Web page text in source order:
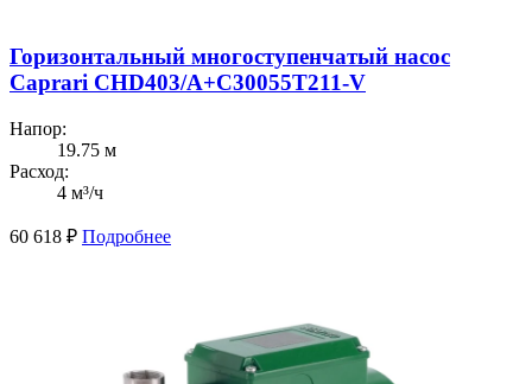
Горизонтальный многоступенчатый насос
Caprari CHD403/А+C30055T211-V
Напор:
19.75 м
Расход:
4 м³/ч
60 618 ₽ Подробнее